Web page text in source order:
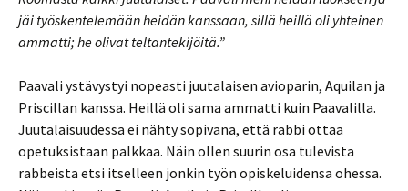
jäi työskentelemään heidän kanssaan, sillä heillä oli yhteinen
ammatti; he olivat teltantekijöitä.”
Paavali ystävystyi nopeasti juutalaisen avioparin, Aquilan ja
Priscillan kanssa. Heillä oli sama ammatti kuin Paavalilla.
Juutalaisuudessa ei nähty sopivana, että rabbi ottaa
opetuksistaan palkkaa. Näin ollen suurin osa tulevista
rabbeista etsi itselleen jonkin työn opiskeluidensa ohessa.